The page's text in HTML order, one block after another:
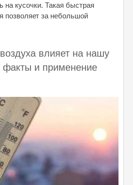
на кусочки. Такая быстрая
позволяет за небольшой
влияет на нашу
факты и применение